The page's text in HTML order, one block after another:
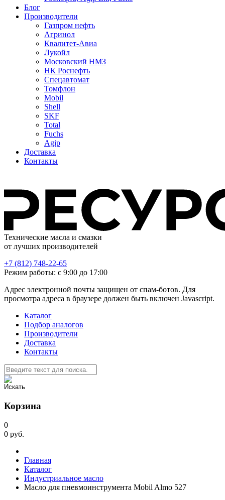
Блог
Производители
Газпром нефть
Агринол
Квалитет-Авиа
Лукойл
Московский НМЗ
НК Роснефть
Спецавтомат
Томфлон
Mobil
Shell
SKF
Total
Fuchs
Agip
Доставка
Контакты
Технические масла и смазки
от лучших производителей
+7 (812) 748-22-65
Режим работы: с 9:00 до 17:00
Адрес электронной почты защищен от спам-ботов. Для
просмотра адреса в браузере должен быть включен Javascript.
Каталог
Подбор аналогов
Производители
Доставка
Контакты
Корзина
0
0 руб.
Главная
Каталог
Индустриальное масло
Масло для пневмоинструмента Mobil Almo 527